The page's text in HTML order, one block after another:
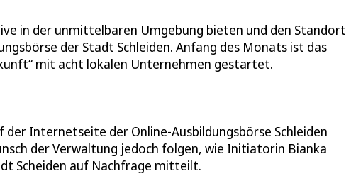
in der unmittelbaren Umgebung bieten und den Standort
der Stadt Schleiden. Anfang des Monats ist das
mit acht lokalen Unternehmen gestartet.
Internetseite der Online-Ausbildungsbörse Schleiden
der Verwaltung jedoch folgen, wie Initiatorin Bianka
Scheiden auf Nachfrage mitteilt.